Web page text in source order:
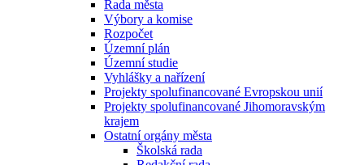
Rada města
Výbory a komise
Rozpočet
Územní plán
Územní studie
Vyhlášky a nařízení
Projekty spolufinancované Evropskou unií
Projekty spolufinancované Jihomoravským
krajem
Ostatní orgány města
Školská rada